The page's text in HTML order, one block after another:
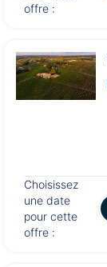
offre :
Choisissez
une date
pour cette
offre :